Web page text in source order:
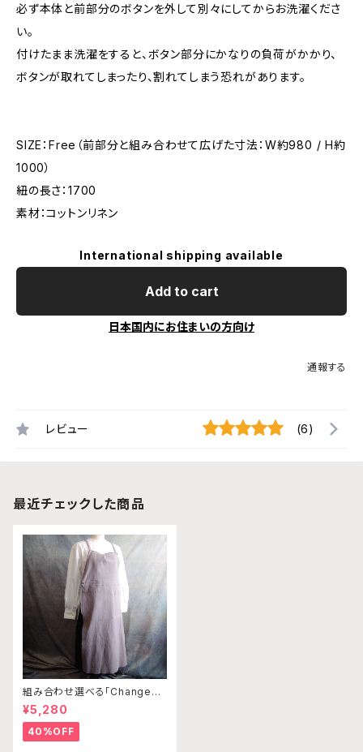
必ず本体と前部分のボタンを外して別々にしてからお洗濯くださ
い。
付けたまま洗濯をすると、ボタン部分にかなりの負荷がかかり、
ボタンが取れてしまったり、割れてしまう恐れがあります。
SIZE：Free（前部分と組み合わせて広げた寸法：W約980 / H約
1000）
紐の長さ：1700
素材：コットンリネン
International shipping available
Add to cart
日本国内にお住まいの方向け
通報する
レビュー (6)
最近チェックした商品
組み合わせ選べる「Changena
bleエプロン」本体ライトベージ
ュ×クリーム※前部分合わせて1
つのエプロンになります
¥5,280
40%OFF